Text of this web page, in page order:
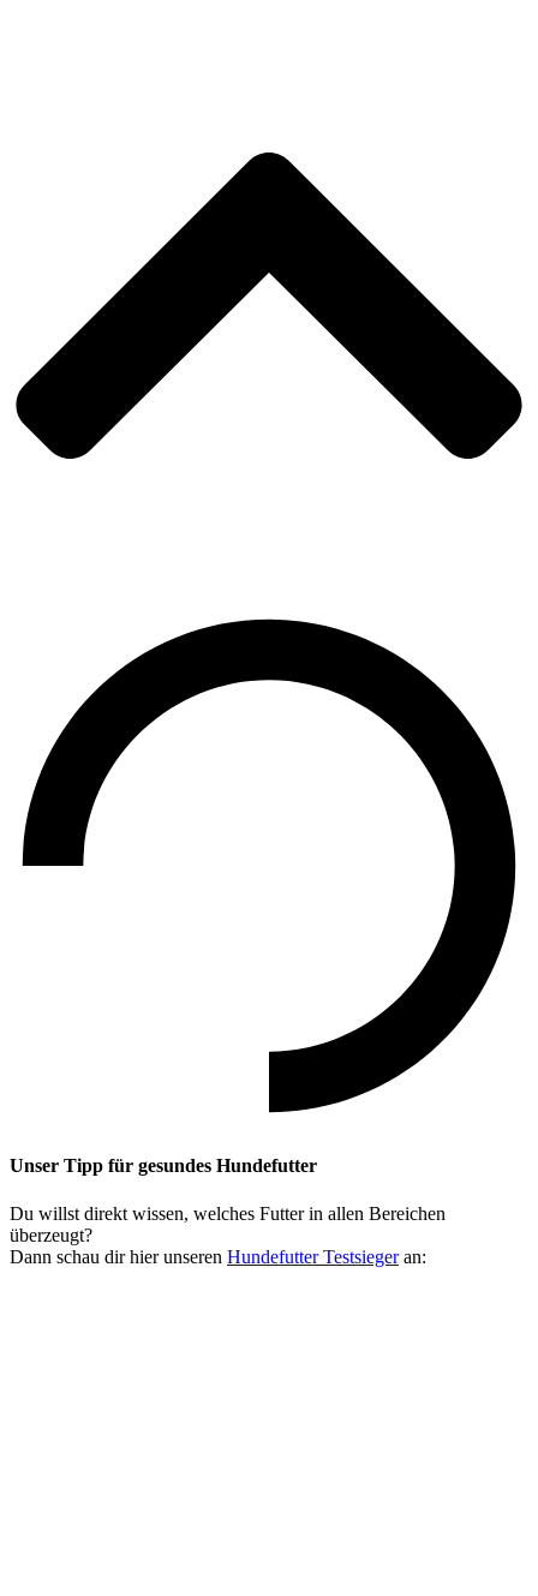
Unser Tipp für gesundes Hundefutter
Du willst direkt wissen, welches Futter in allen Bereichen
überzeugt?
Dann schau dir hier unseren Hundefutter Testsiegeran: